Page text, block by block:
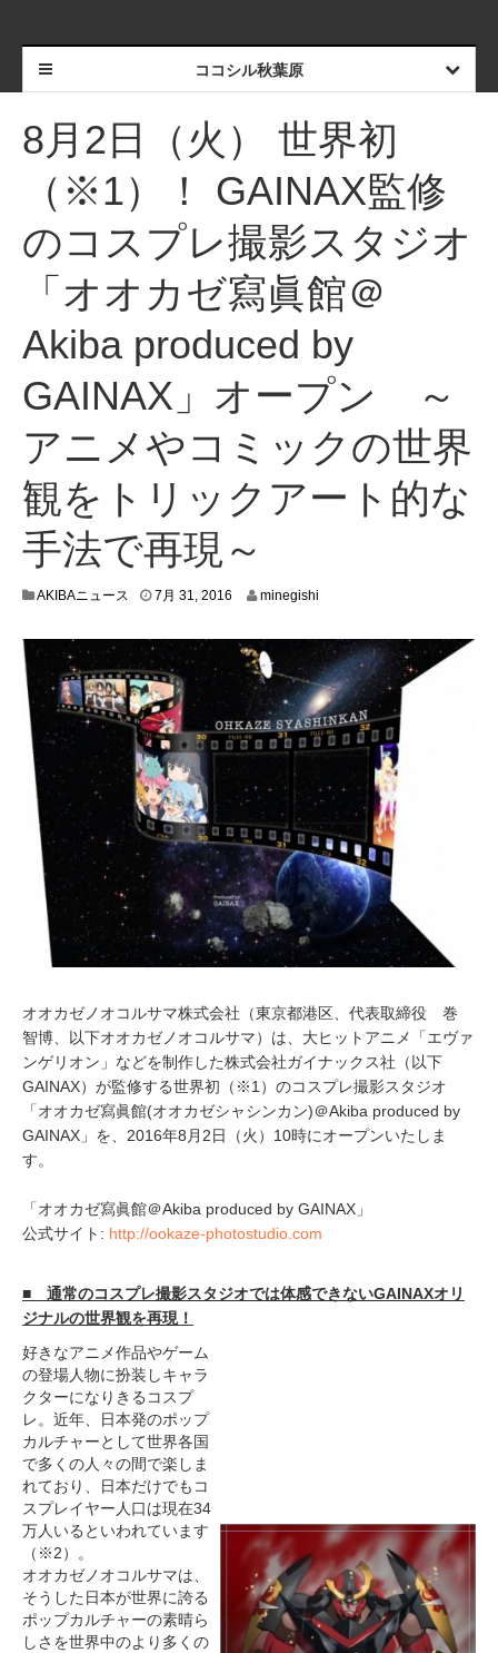
ココシル秋葉原
8月2日（火） 世界初
（※1）！ GAINAX監修
のコスプレ撮影スタジオ
「オオカゼ寫眞館＠
Akiba produced by
GAINAX」オープン ～
アニメやコミックの世界
観をトリックアート的な
手法で再現～
AKIBAニュース 7月 31, 2016
1
6
minegishi
オオカゼノオコルサマ株式会社（東京都港区、代表取締役 巻
智博、以下オオカゼノオコルサマ）は、大ヒットアニメ「エヴァ
ンゲリオン」などを制作した株式会社ガイナックス社（以下
GAINAX）が監修する世界初（※1）のコスプレ撮影スタジオ
「オオカゼ寫眞館(オオカゼシャシンカン)＠Akiba produced by
GAINAX」を、2016年8月2日（火）10時にオープンいたしま
す。
「オオカゼ寫眞館＠Akiba produced by GAINAX」
公式サイト: http://ookaze-photostudio.com
■ 通常のコスプレ撮影スタジオでは体感できないGAINAXオリ
ジナルの世界観を再現！
好きなアニメ作品やゲーム
の登場人物に扮装しキャラ
クターになりきるコスプ
レ。近年、日本発のポップ
カルチャーとして世界各国
で多くの人々の間で楽しま
れており、日本だけでもコ
スプレイヤー人口は現在34
万人いるといわれています
（※2）。
オオカゼノオコルサマは、
そうした日本が世界に誇る
ポップカルチャーの素晴ら
しさを世界中のより多くの